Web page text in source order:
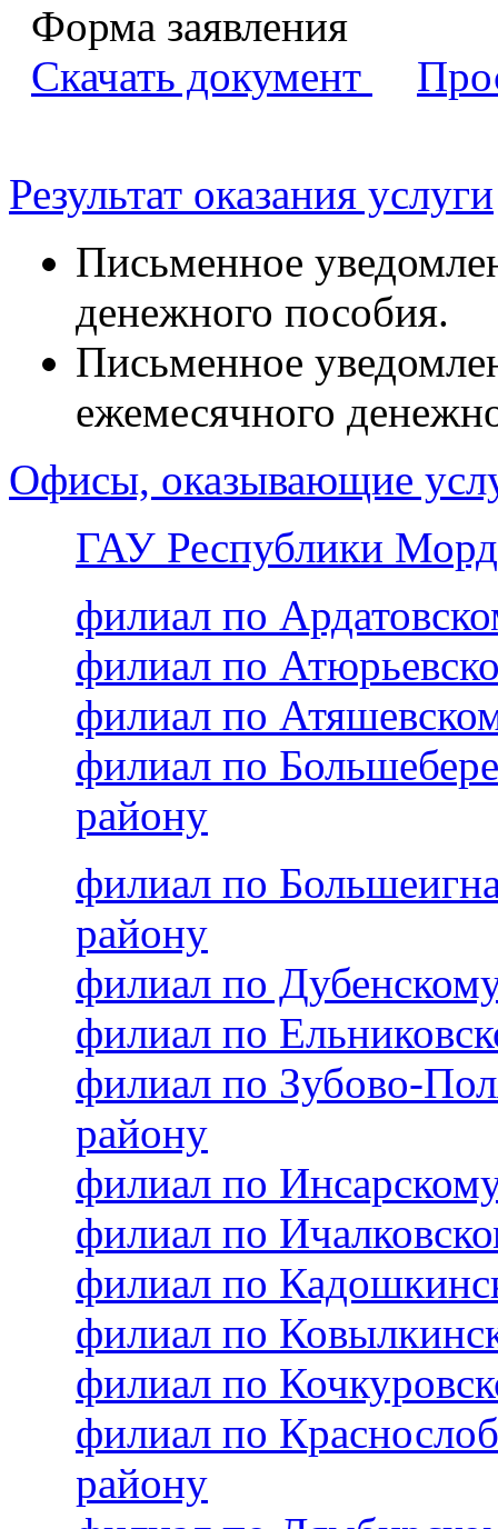
Форма заявления
Скачать документ
Результат оказания услуги
Письменное
денежного пособия.
Письменное
ежемесячного
Офисы, оказывающие
ГАУ Республики
филиал по
филиал по
филиал по
филиал по
району
филиал по
району
филиал по
филиал по
филиал по Зубово-
району
филиал по
филиал по
филиал по
филиал по
филиал по
филиал по
району